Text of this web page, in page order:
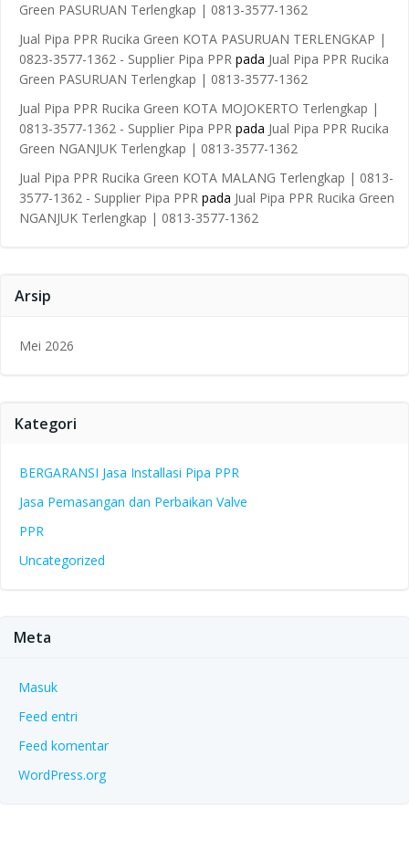
Green PASURUAN Terlengkap | 0813-3577-1362
Jual Pipa PPR Rucika Green KOTA PASURUAN TERLENGKAP |
0823-3577-1362 - Supplier Pipa PPR pada Jual Pipa PPR Rucika
Green PASURUAN Terlengkap | 0813-3577-1362
Jual Pipa PPR Rucika Green KOTA MOJOKERTO Terlengkap |
0813-3577-1362 - Supplier Pipa PPR pada Jual Pipa PPR Rucika
Green NGANJUK Terlengkap | 0813-3577-1362
Jual Pipa PPR Rucika Green KOTA MALANG Terlengkap | 0813-
3577-1362 - Supplier Pipa PPR pada Jual Pipa PPR Rucika Green
NGANJUK Terlengkap | 0813-3577-1362
Arsip
Mei 2026
Kategori
BERGARANSI Jasa Installasi Pipa PPR
Jasa Pemasangan dan Perbaikan Valve
PPR
Uncategorized
Meta
Masuk
Feed entri
Feed komentar
WordPress.org